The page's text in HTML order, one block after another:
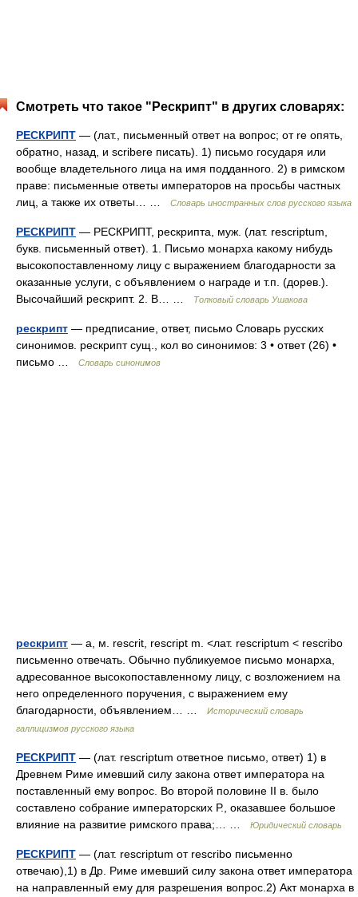
Смотреть что такое "Рескрипт" в других словарях:
РЕСКРИПТ — (лат., письменный ответ на вопрос; от re опять,
обратно, назад, и scribere писать). 1) письмо государя или
вообще владетельного лица на имя подданного. 2) в римском
праве: письменные ответы императоров на просьбы частных
лиц, а также их ответы… …
Словарь иностранных слов русского языка
РЕСКРИПТ — РЕСКРИПТ, рескрипта, муж. (лат. rescriptum,
букв. письменный ответ). 1. Письмо монарха какому нибудь
высокопоставленному лицу с выражением благодарности за
оказанные услуги, с объявлением о награде и т.п. (дорев.).
Высочайший рескрипт. 2. В… …
Толковый словарь Ушакова
рескрипт — предписание, ответ, письмо Словарь русских
синонимов. рескрипт сущ., кол во синонимов: 3 • ответ (26) •
письмо …
Словарь синонимов
рескрипт — а, м. rescrit, rescript m. <лат. rescriptum < rescribo
письменно отвечать. Обычно публикуемое письмо монарха,
адресованное высокопоставленному лицу, с возложением на
него определенного поручения, с выражением ему
благодарности, объявлением… …
Исторический словарь
галлицизмов русского языка
РЕСКРИПТ — (лат. rescriptum ответное письмо, ответ) 1) в
Древнем Риме имевший силу закона ответ императора на
поставленный ему вопрос. Во второй половине II в. было
составлено собрание императорских Р., оказавшее большое
влияние на развитие римского права;… …
Юридический словарь
РЕСКРИПТ — (лат. rescriptum от rescribo письменно
отвечаю),1) в Др. Риме имевший силу закона ответ императора
на направленный ему для разрешения вопрос.2) Акт монарха в